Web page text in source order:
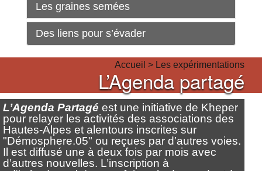
Les graines semées
Des liens pour s’évader
Accueil > Les expérimentations
L’Agenda partagé
L’Agenda Partagé est une initiative de Kheper
pour relayer les activités des associations des
Hautes-Alpes et alentours inscrites sur
"Démosphere.05" ou reçues par d’autres voies.
Il est diffusé une à deux fois par mois avec
d’autres nouvelles. L’inscription à